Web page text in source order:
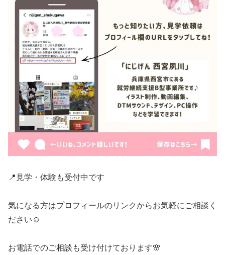
📍見学・体験も受付中です
気になる方はプロフィールのリンクからお気軽にご相談く
ださい☺️
お電話でのご相談も受け付けております🌸